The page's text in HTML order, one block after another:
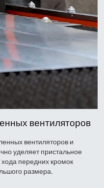
вентиляторов
вентиляторов и
уделяет пристальное
передних кромок
размера.